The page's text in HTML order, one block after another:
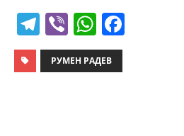
T
el
e
Vi
b
er
W
h
at
РУМЕН РАДЕВ